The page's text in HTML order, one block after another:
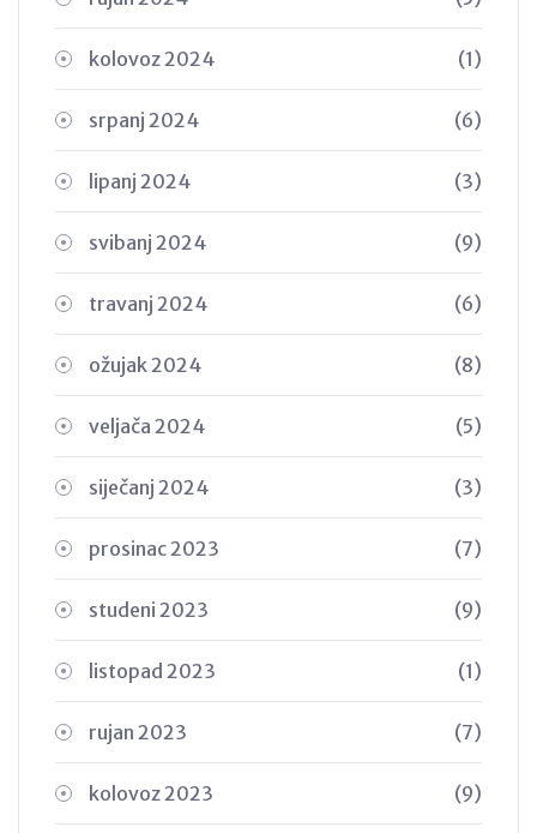
kolovoz 2024 (1)
srpanj 2024 (6)
lipanj 2024 (3)
svibanj 2024 (9)
travanj 2024 (6)
ožujak 2024 (8)
veljača 2024 (5)
siječanj 2024 (3)
prosinac 2023 (7)
studeni 2023 (9)
listopad 2023 (1)
rujan 2023 (7)
kolovoz 2023 (9)